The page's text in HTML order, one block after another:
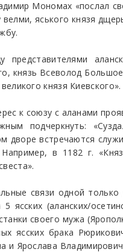
Мономах «послал
велми, яського князя
представителями
князь Всеволод
князя Киевского».
к союзу с аланами
подчеркнуть:
дворе встречаются
Например, в 1182 г.
связи одной
5 ясских (аланских/
своего мужа
ясских брака
и Ярослава